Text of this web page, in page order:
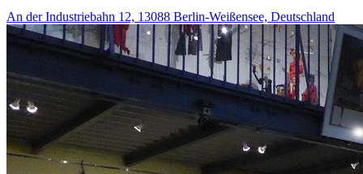
An der Industriebahn 12, 13088 Berlin-Weißensee, Deutschland